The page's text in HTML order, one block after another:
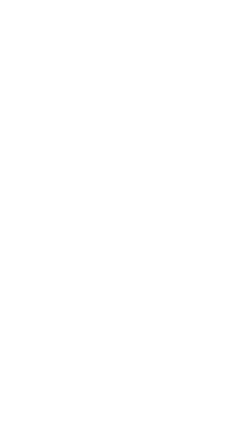
Acceso a la educación
Acceso al empleo de
Acción partidista,